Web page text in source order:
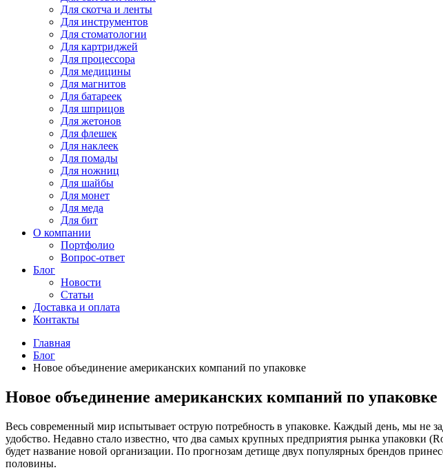
Для скотча и ленты
Для инструментов
Для стоматологии
Для картриджей
Для процессора
Для медицины
Для магнитов
Для батареек
Для шприцов
Для жетонов
Для флешек
Для наклеек
Для помады
Для ножниц
Для шайбы
Для монет
Для меда
Для бит
О компании
Портфолио
Вопрос-ответ
Блог
Новости
Статьи
Доставка и оплата
Контакты
Главная
Блог
Новое объединение американских компаний по упаковке
Новое объединение американских компаний по упаковке
Весь современный мир испытывает острую потребность в упаковке. Каждый день, мы не
удобство. Недавно стало известно, что два самых крупных предприятия рынка
будет название новой организации. По прогнозам детище двух популярных брендов
половины.